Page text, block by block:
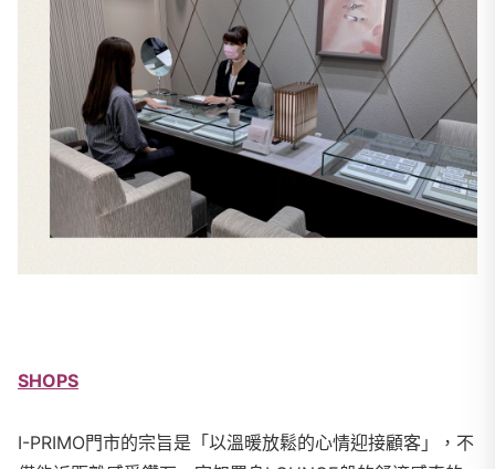
SHOPS
I-PRIMO門市的宗旨是「以溫暖放鬆的心情迎接顧客」，不